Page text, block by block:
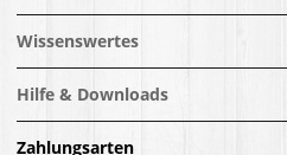
Wissenswertes
Hilfe & Downloads
Zahlungsarten